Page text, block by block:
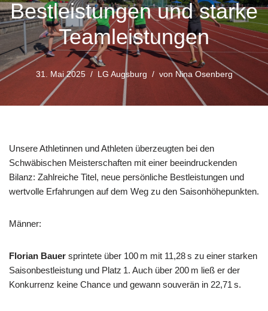
Bestleistungen und starke
Teamleistungen
31. Mai 2025 LG Augsburg von Nina Osenberg
Unsere Athletinnen und Athleten überzeugten bei den
Schwäbischen Meisterschaften mit einer beeindruckenden
Bilanz: Zahlreiche Titel, neue persönliche Bestleistungen und
wertvolle Erfahrungen auf dem Weg zu den Saisonhöhepunkten.
Männer:
Florian Bauer sprintete über 100 m mit 11,28 s zu einer starken
Saisonbestleistung und Platz 1. Auch über 200 m ließ er der
Konkurrenz keine Chance und gewann souverän in 22,71 s.